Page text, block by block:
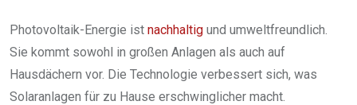
Photovoltaik-Energie ist nachhaltig und umweltfreundlich.
Sie kommt sowohl in großen Anlagen als auch auf
Hausdächern vor. Die Technologie verbessert sich, was
Solaranlagen für zu Hause erschwinglicher macht.